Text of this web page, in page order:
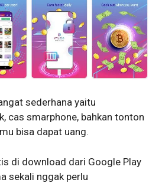
sederhana yaitu
cas smarphone, bahkan tonton
bisa dapat uang.
di download dari Google Play
sekali nggak perlu